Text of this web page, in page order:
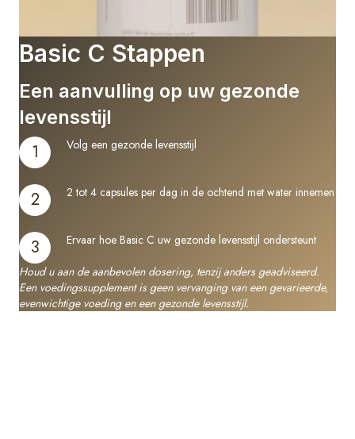
Basic C Stappen
Een aanvulling op uw gezonde
levensstijl
1
Volg een gezonde levensstijl
2 2 tot 4 capsules per dag in de ochtend met water innemen
3
Ervaar hoe Basic C uw gezonde levensstijl ondersteunt
Houd u aan de aanbevolen dosering, tenzij anders geadviseerd.
Een voedingssupplement is geen vervanging van een gevarieerde,
evenwichtige voeding en een gezonde levensstijl.